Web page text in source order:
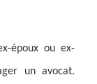
époux ou ex-
un avocat.